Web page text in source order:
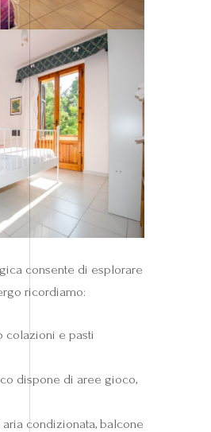
consente di esplorare
ricordiamo:
colazioni e pasti
dispone di aree gioco,
condizionata, balcone